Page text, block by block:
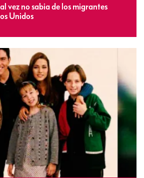
vez no sabia de los migrantes
Unidos